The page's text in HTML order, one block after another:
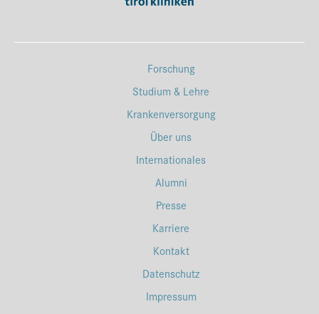
Forschung
Studium & Lehre
Krankenversorgung
Über uns
Internationales
Alumni
Presse
Karriere
Kontakt
Datenschutz
Impressum